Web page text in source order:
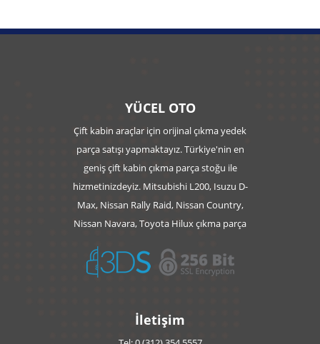
YÜCEL OTO
Çift kabin araçlar için orijinal çıkma yedek
parça satışı yapmaktayız. Türkiye'nin en
geniş çift kabin çıkma parça stoğu ile
hizmetinizdeyiz. Mitsubishi L200, Isuzu D-
Max, Nissan Rally Raid, Nissan Country,
Nissan Navara, Toyota Hilux çıkma parça
İletişim